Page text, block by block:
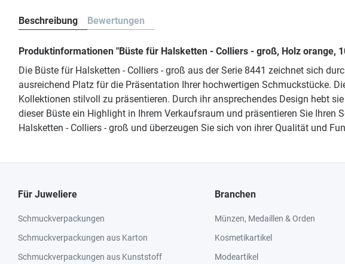
Beschreibung Bewertungen
Produktinformationen "Büste für Halsketten - Colliers - groß, Holz orange,
Die Büste für Halsketten - Colliers - groß aus der Serie 8441 zeichnet sich
ausreichend Platz für die Präsentation Ihrer hochwertigen Schmuckstücke.
Kollektionen stilvoll zu präsentieren. Durch ihr ansprechendes Design hebt
dieser Büste ein Highlight in Ihrem Verkaufsraum und präsentieren Sie Ihren
Halsketten - Colliers - groß und überzeugen Sie sich von ihrer Qualität und
Für Juweliere
Schmuckverpackungen
Schmuckverpackungen aus Karton
Schmuckverpackungen aus Kunststoff
Branchen
Münzen, Medaillen & Orden
Kosmetikartikel
Modeartikel